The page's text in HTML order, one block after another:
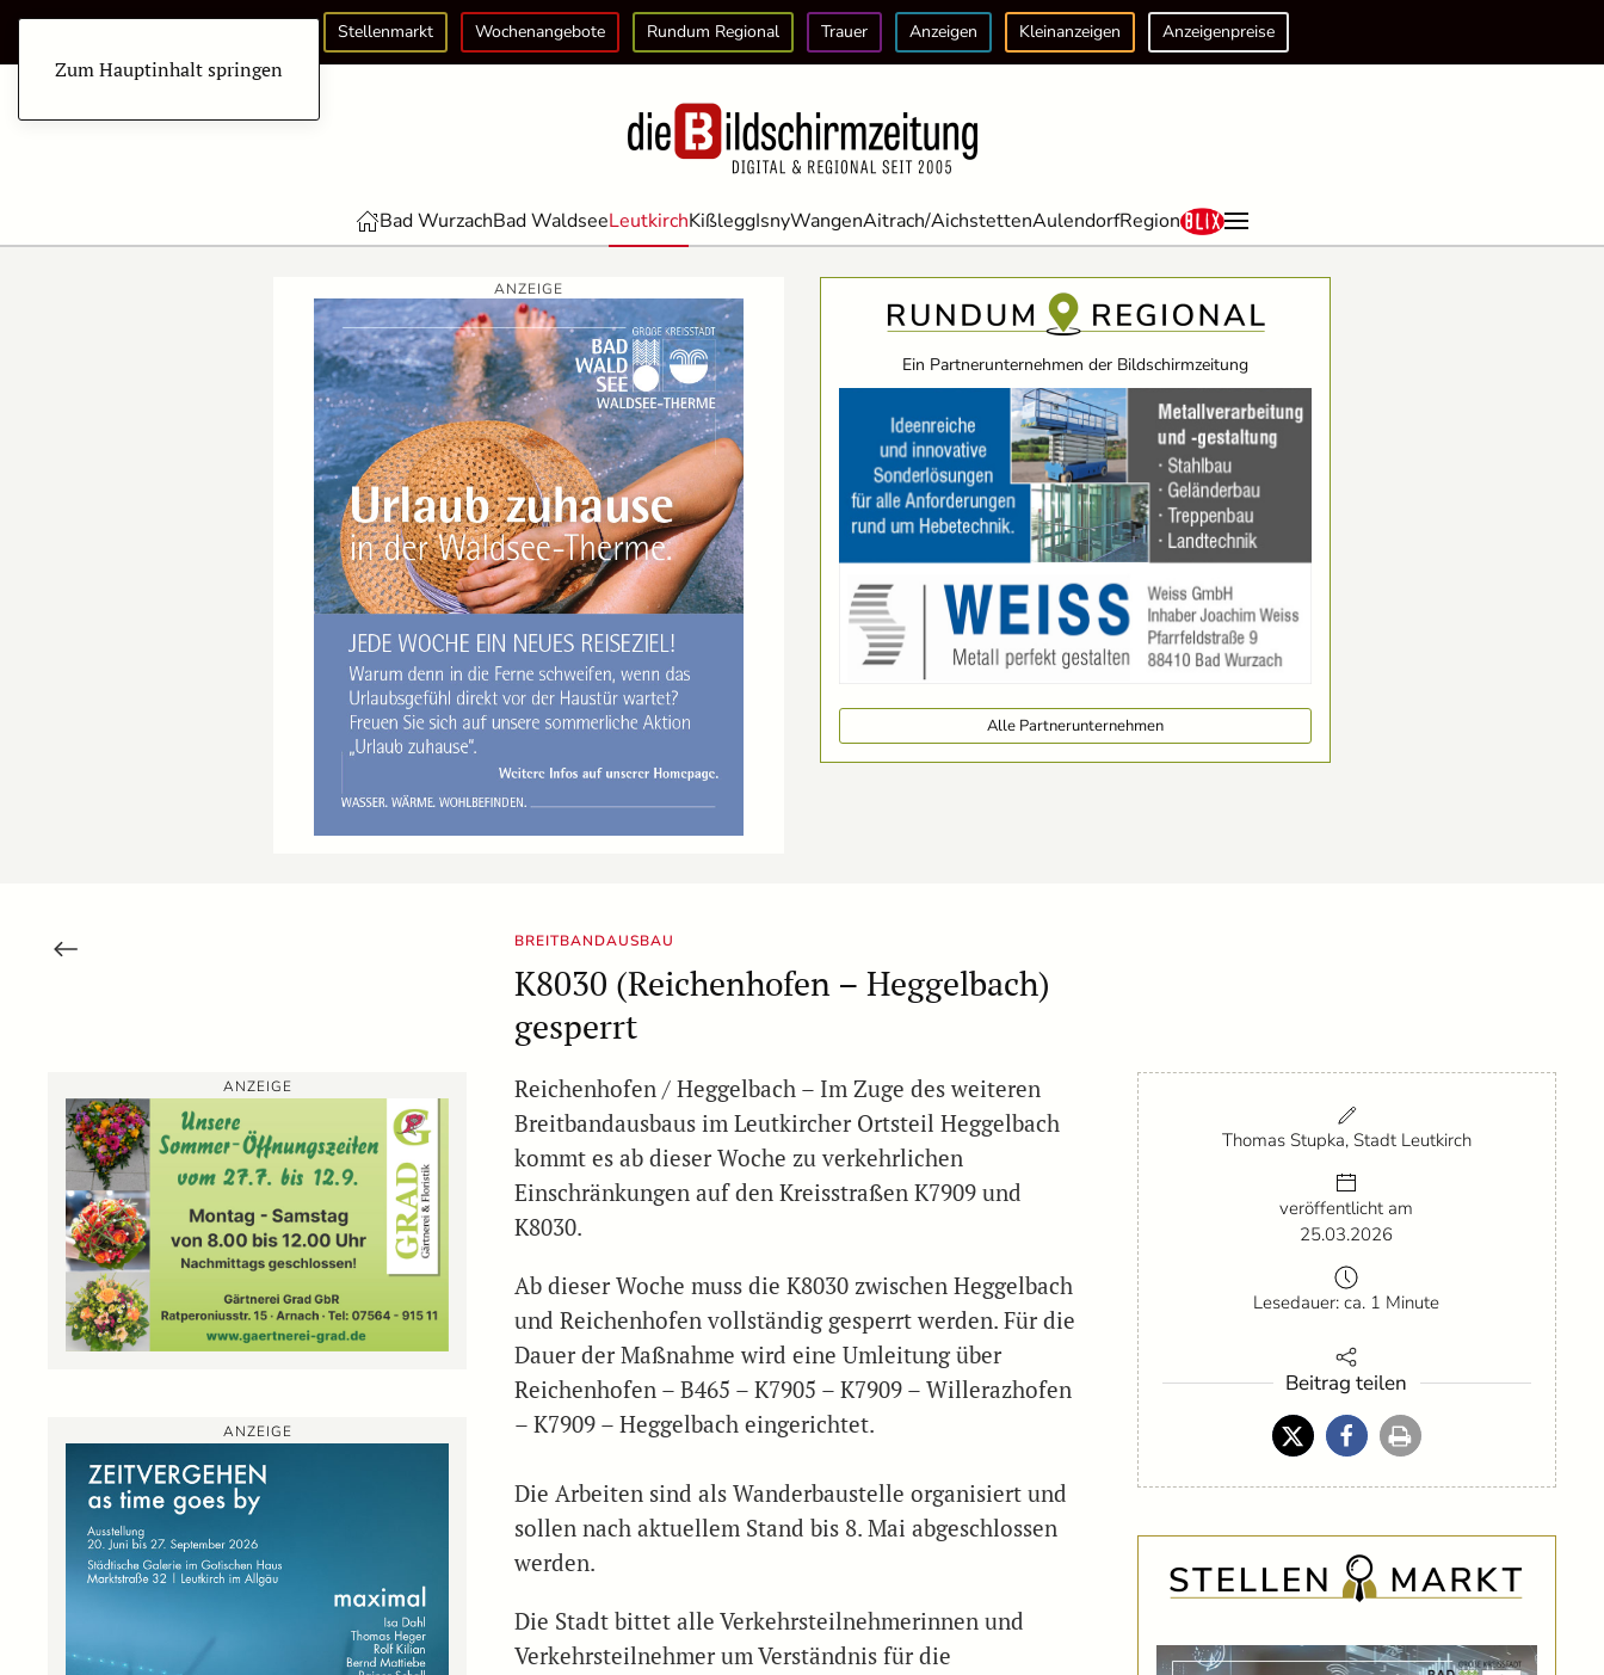
Zum Hauptinhalt springen
Stellenmarkt Wochenangebote Rundum Regional Trauer Anzeigen Kleinanzeigen Anzeigenpreise
Bad WurzachBad WaldseeLeutkirchKißleggIsnyWangenAitrach/AichstettenAulendorfRegion
ANZEIGE
Ein Partnerunternehmen der Bildschirmzeitung
Alle Partnerunternehmen
BREITBANDAUSBAU
K8030 (Reichenhofen – Heggelbach)
gesperrt
ANZEIGE
ANZEIGE
Reichenhofen / Heggelbach – Im Zuge des weiteren
Breitbandausbaus im Leutkircher Ortsteil Heggelbach
kommt es ab dieser Woche zu verkehrlichen
Einschränkungen auf den Kreisstraßen K7909 und
K8030.
Ab dieser Woche muss die K8030 zwischen Heggelbach
und Reichenhofen vollständig gesperrt werden. Für die
Dauer der Maßnahme wird eine Umleitung über
Reichenhofen – B465 – K7905 – K7909 – Willerazhofen
– K7909 – Heggelbach eingerichtet.
Die Arbeiten sind als Wanderbaustelle organisiert und
sollen nach aktuellem Stand bis 8. Mai abgeschlossen
werden.
Die Stadt bittet alle Verkehrsteilnehmerinnen und
Verkehrsteilnehmer um Verständnis für die
Thomas Stupka, Stadt Leutkirch
veröffentlicht am
25.03.2026
Lesedauer: ca. 1 Minute
Beitrag teilen